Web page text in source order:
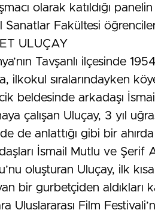
olarak katıldığı
Sanatlar Fakültesi
ULUÇAY
Tavşanlı ilçesinde
ilkokul sıralarındayken
beldesinde arkadaşı
çalışan Uluçay, 3 yıl
de anlattığı gibi bir
İsmail Mutlu ve Şerif
oluşturan Uluçay, ilk
bir gurbetçiden aldıkları
Uluslararası Film